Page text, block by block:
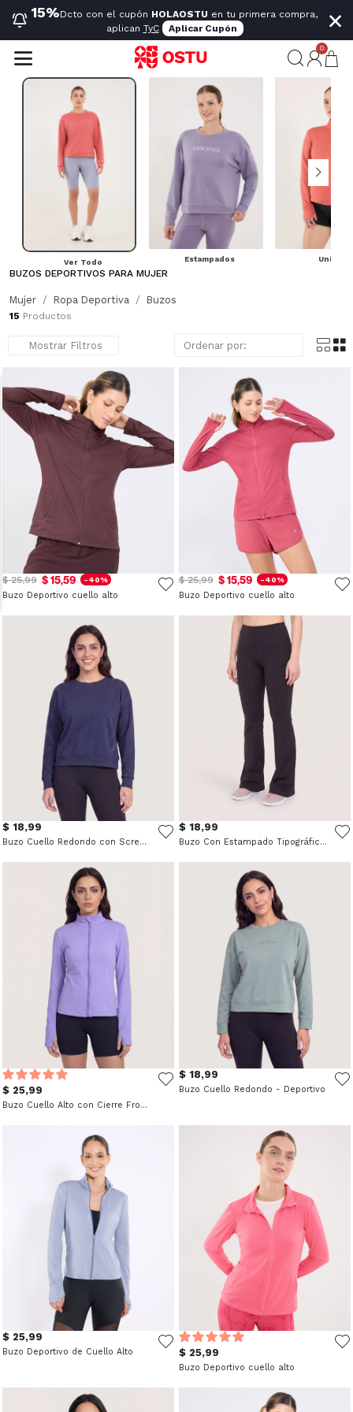
15%Dcto con el cupón HOLAOSTU en tu primera compra,
aplican TyC Aplicar Cupón ×
0
Ver Todo Estampados
BUZOS DEPORTIVOS PARA MUJER
Mujer Ropa Deportiva Buzos
15 Productos
Mostrar Filtros
$ 25,99 $ 15,59 -40%
Buzo Deportivo cuello alto
$ 25,99 $ 15,59 -40%
Buzo Deportivo cuello alto
$ 18,99
Buzo Cuello Redondo con Screen - Deportivo
$ 18,99
Buzo Con Estampado Tipográfico - Deportivo
$ 25,99
Buzo Cuello Alto con Cierre Frontal - Deportivo
$ 18,99
Buzo Cuello Redondo - Deportivo
$ 25,99
Buzo Deportivo de Cuello Alto $ 25,99
Buzo Deportivo cuello alto